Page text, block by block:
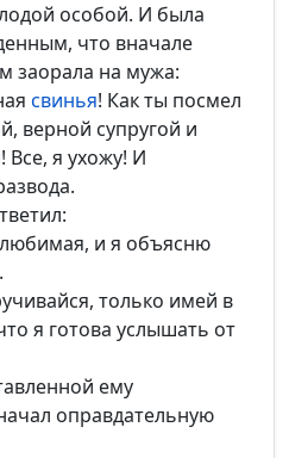
особой. И была
что вначале
заорала на мужа:
свинья! Как ты посмел
верной супругой и
! Все, я ухожу! И
и я объясню
только имей в
я готова услышать от
ему
оправдательную